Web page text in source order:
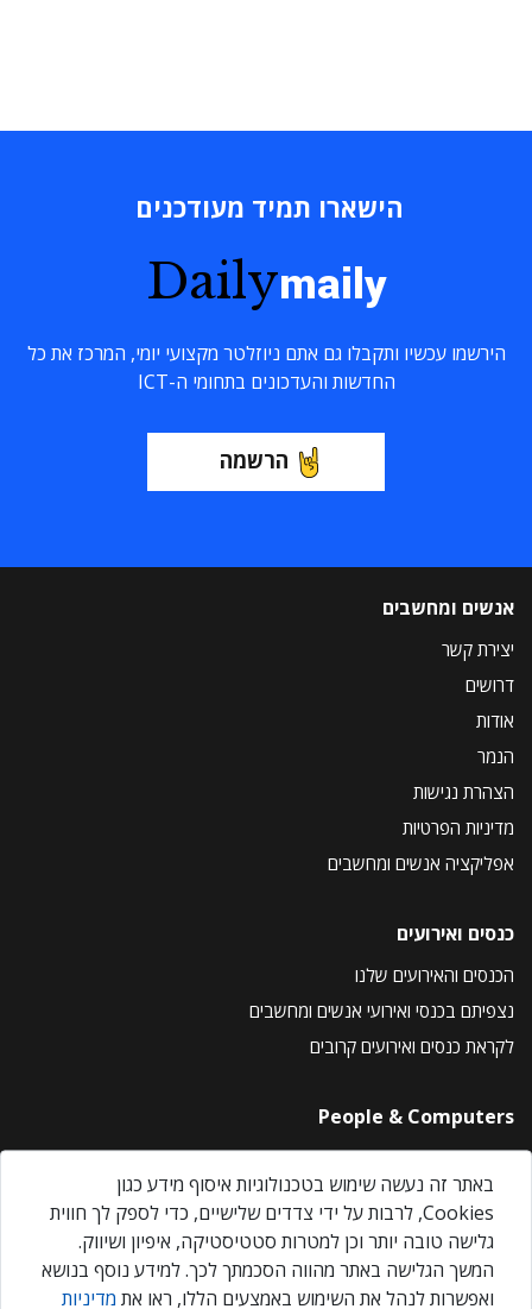
הישארו תמיד מעודכנים
Dailymaily
הירשמו עכשיו ותקבלו גם אתם ניוזלטר מקצועי יומי, המרכז את כל
החדשות והעדכונים בתחומי ה-ICT
הרשמה
אנשים ומחשבים
יצירת קשר
דרושים
אודות
הנמר
הצהרת נגישות
מדיניות הפרטיות
אפליקציה אנשים ומחשבים
כנסים ואירועים
הכנסים והאירועים שלנו
נצפיתם בכנסי ואירועי אנשים ומחשבים
לקראת כנסים ואירועים קרובים
People & Computers
About Us
Privacy Policy
Contact Us
Our Events
באתר זה נעשה שימוש בטכנולוגיות איסוף מידע כגון
Cookies, לרבות על ידי צדדים שלישיים, כדי לספק לך חווית
גלישה טובה יותר וכן למטרות סטטיסטיקה, איפיון ושיווק.
המשך הגלישה באתר מהווה הסכמתך לכך. למידע נוסף בנושא
ואפשרות לנהל את השימוש באמצעים הללו, ראו את מדיניות